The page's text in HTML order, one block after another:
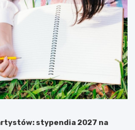
stypendia 2027 na